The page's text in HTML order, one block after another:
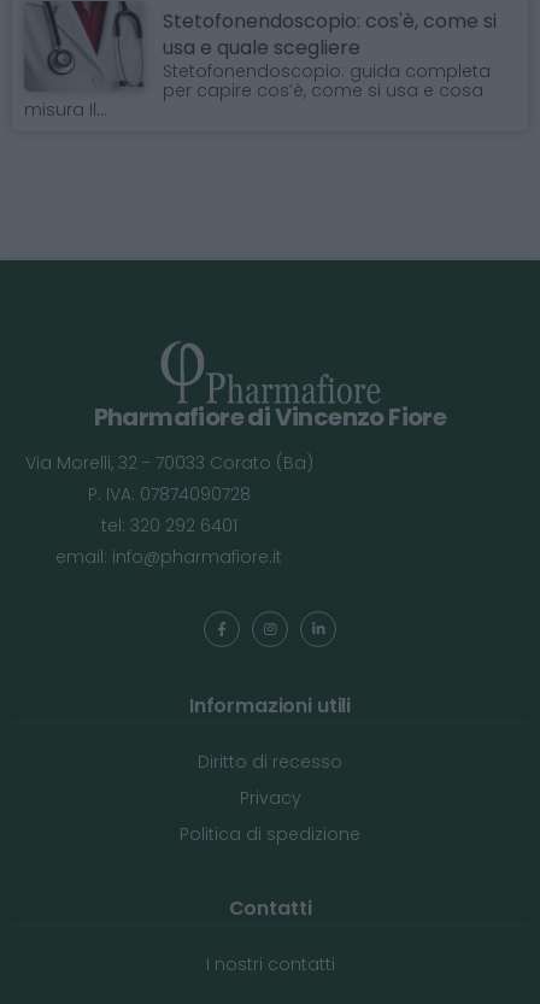
Stetofonendoscopio: cos'è, come si
usa e quale scegliere
Stetofonendoscopio: guida completa
per capire cos’è, come si usa e cosa
misura Il...
Pharmafiore di Vincenzo Fiore
Via Morelli, 32 - 70033 Corato (Ba)
P. IVA: 07874090728
tel: 320 292 6401
email: info@pharmafiore.it
Informazioni utili
Diritto di recesso
Privacy
Politica di spedizione
Contatti
I nostri contatti